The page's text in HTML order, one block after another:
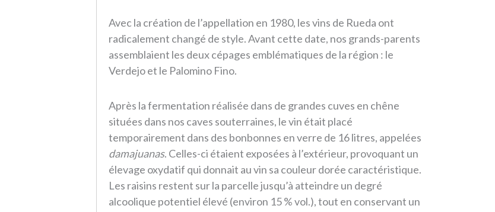
Avec la création de l’appellation en 1980, les vins de Rueda ont
radicalement changé de style. Avant cette date, nos grands-parents
assemblaient les deux cépages emblématiques de la région : le
Verdejo et le Palomino Fino.
Après la fermentation réalisée dans de grandes cuves en chêne
situées dans nos caves souterraines, le vin était placé
temporairement dans des bonbonnes en verre de 16 litres, appelées
damajuanas. Celles-ci étaient exposées à l’extérieur, provoquant un
élevage oxydatif qui donnait au vin sa couleur dorée caractéristique.
Les raisins restent sur la parcelle jusqu’à atteindre un degré
alcoolique potentiel élevé (environ 15 % vol.), tout en conservant un